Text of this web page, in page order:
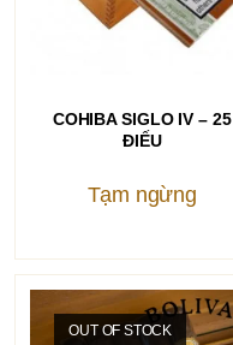
COHIBA SIGLO IV – 25
ĐIẾU
Tạm ngừng
OUT OF STOCK